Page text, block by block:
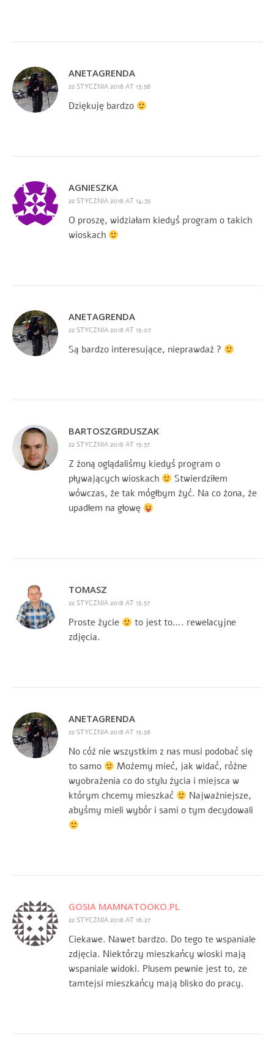
ANETAGRENDA
22 STYCZNIA 2018 AT 13:58
Dziękuję bardzo
AGNIESZKA
22 STYCZNIA 2018 AT 14:35
O proszę, widziałam kiedyś program o takich
wioskach
ANETAGRENDA
22 STYCZNIA 2018 AT 15:07
Są bardzo interesujące, nieprawdaż ?
BARTOSZGRDUSZAK
22 STYCZNIA 2018 AT 15:37
Z żoną oglądaliśmy kiedyś program o
pływających wioskach
Stwierdziłem
wówczas, że tak mógłbym żyć. Na co żona, że
upadłem na głowę
TOMASZ
22 STYCZNIA 2018 AT 15:57
Proste życie
to jest to…. rewelacyjne
zdjęcia.
ANETAGRENDA
22 STYCZNIA 2018 AT 15:58
No cóż nie wszystkim z nas musi podobać się
to samo
Możemy mieć, jak widać, różne
wyobrażenia co do stylu życia i miejsca w
którym chcemy mieszkać
Najważniejsze,
abyśmy mieli wybór i sami o tym decydowali
GOSIA MAMNATOOKO.PL
22 STYCZNIA 2018 AT 16:27
Ciekawe. Nawet bardzo. Do tego te wspaniale
zdjęcia. Niektórzy mieszkańcy wioski mają
wspaniale widoki. Plusem pewnie jest to, ze
tamtejsi mieszkańcy mają blisko do pracy.